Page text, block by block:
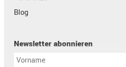
Blog
Newsletter abonnieren